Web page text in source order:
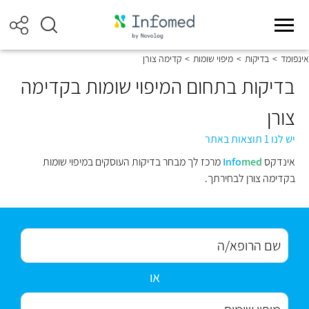
אינפומד > בדיקות > מיפוי שומות > קדימה צורן
בדיקות בתחום המיפוי שומות בקדימה
צורן
יש לנו 1 תוצאות באתר
אינדקס
Infomed
מרכז לך מבחר בדיקות העוסקים במיפוי שומות
בקדימה צורן לבחירתך.
או